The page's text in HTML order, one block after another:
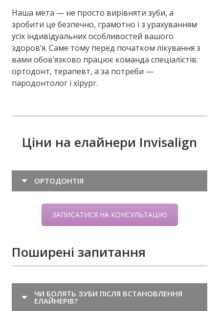
Наша мета — не просто вирівняти зуби, а
зробити це безпечно, грамотно і з урахуванням
усіх індивідуальних особливостей вашого
здоров’я. Саме тому перед початком лікування з
вами обов’язково працює команда спеціалістів:
ортодонт, терапевт, а за потреби —
пародонтолог і хірург.
Ціни на елайнери Invisalign
ОРТОДОНТІЯ
ЗАПИСАТИСЯ НА КОНСУЛЬТАЦІЮ
Поширені запитання
ЧИ БОЛЯТЬ ЗУБИ ПІСЛЯ ВСТАНОВЛЕННЯ
ЕЛАЙНЕРІВ?